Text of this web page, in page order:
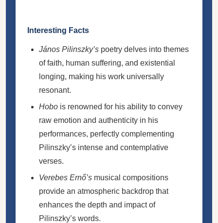
Interesting Facts
János Pilinszky’s poetry delves into themes
of faith, human suffering, and existential
longing, making his work universally
resonant.
Hobo is renowned for his ability to convey
raw emotion and authenticity in his
performances, perfectly complementing
Pilinszky’s intense and contemplative
verses.
Verebes Ernő’s musical compositions
provide an atmospheric backdrop that
enhances the depth and impact of
Pilinszky’s words.